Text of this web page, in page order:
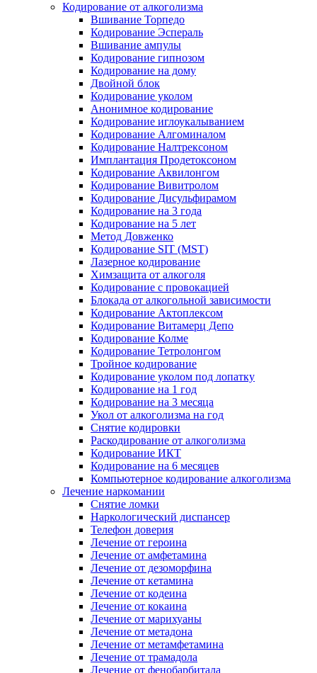
Кодирование от алкоголизма
Вшивание Торпедо
Кодирование Эспераль
Вшивание ампулы
Кодирование гипнозом
Кодирование на дому
Двойной блок
Кодирование уколом
Анонимное кодирование
Кодирование иглоукалыванием
Кодирование Алгоминалом
Кодирование Налтрексоном
Имплантация Продетоксоном
Кодирование Аквилонгом
Кодирование Вивитролом
Кодирование Дисульфирамом
Кодирование на 3 года
Кодирование на 5 лет
Метод Довженко
Кодирование SIT (MST)
Лазерное кодирование
Химзащита от алкоголя
Кодирование с провокацией
Блокада от алкогольной зависимости
Кодирование Актоплексом
Кодирование Витамерц Депо
Кодирование Колме
Кодирование Тетролонгом
Тройное кодирование
Кодирование уколом под лопатку
Кодирование на 1 год
Кодирование на 3 месяца
Укол от алкоголизма на год
Снятие кодировки
Раскодирование от алкоголизма
Кодирование ИКТ
Кодирование на 6 месяцев
Компьютерное кодирование алкоголизма
Лечение наркомании
Снятие ломки
Наркологический диспансер
Телефон доверия
Лечение от героина
Лечение от амфетамина
Лечение от дезоморфина
Лечение от кетамина
Лечение от кодеина
Лечение от кокаина
Лечение от марихуаны
Лечение от метадона
Лечение от метамфетамина
Лечение от трамадола
Лечение от фенобарбитала